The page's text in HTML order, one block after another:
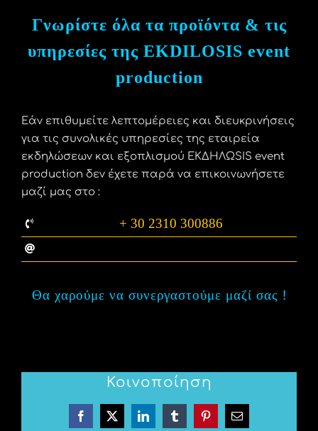
Γνωρίστε όλα τα προϊόντα & τις
υπηρεσίες της EKDILOSIS event
production
Εάν επιθυμείτε λεπτομέρειες και διευκρινήσεις
για τις συνολικές υπηρεσίες της εταιρεία
εκδηλώσεων και εξοπλισμού ΕΚΔΗΛΩSIS event
production δεν έχετε παρά να επικοινωνήσετε
μαζί μας στο :
+ 30 2310 300886
Θα χαρούμε να συνεργαστούμε μαζί σας !
Κοινοποίηση
Facebook
X LinkedInTumblrPinterestEmail